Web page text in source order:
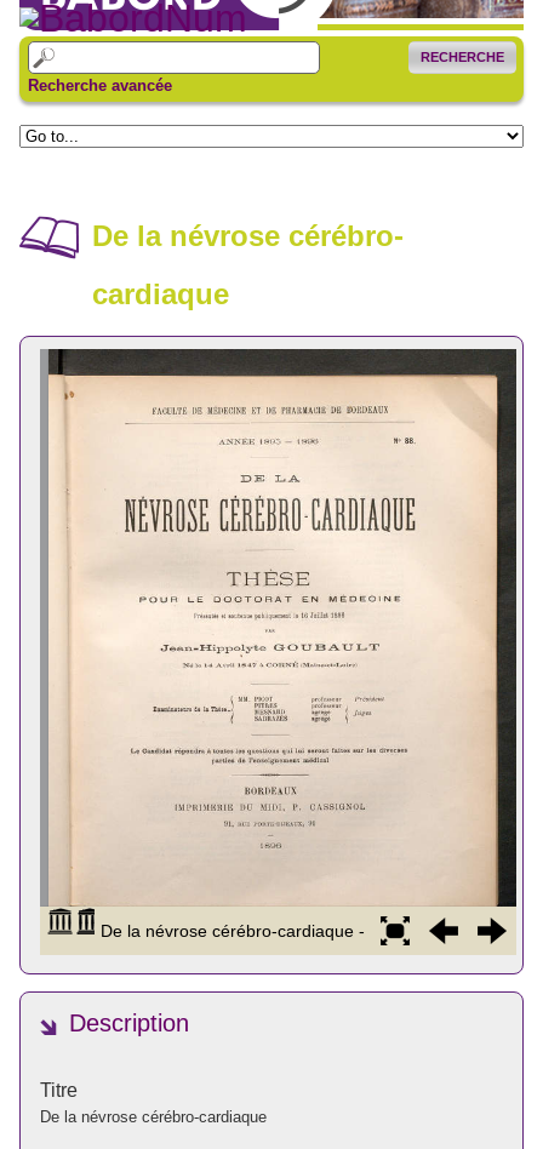
RECHERCHE
Recherche avancée
De la névrose cérébro-
cardiaque
Description
Titre
De la névrose cérébro-cardiaque